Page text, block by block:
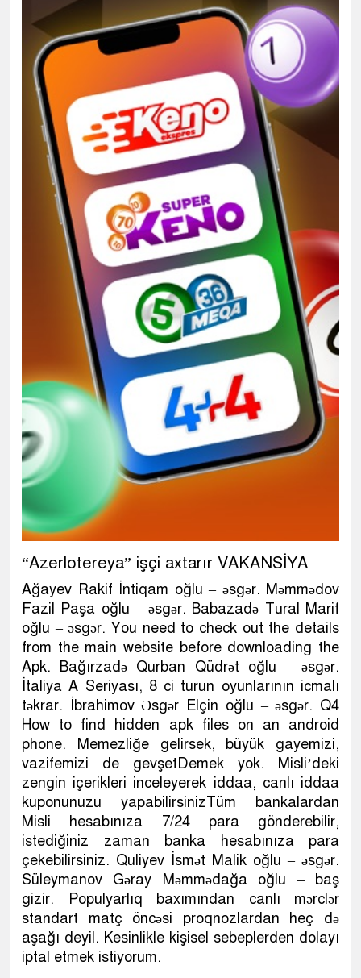
“Azerlotereya” işçi axtarır VAKANSİYA
Ağayev Rakif İntiqam oğlu – əsgər. Məmmədov
Fazil Paşa oğlu – əsgər. Babazadə Tural Marif
oğlu – əsgər. You need to check out the details
from the main website before downloading the
Apk. Bağırzadə Qurban Qüdrət oğlu – əsgər.
İtaliya A Seriyası, 8 ci turun oyunlarının icmalı
təkrar. İbrahimov Əsgər Elçin oğlu – əsgər. Q4
How to find hidden apk files on an android
phone. Memezliğe gelirsek, büyük gayemizi,
vazifemizi de gevşetDemek yok. Misli’deki
zengin içerikleri inceleyerek iddaa, canlı iddaa
kuponunuzu yapabilirsinizTüm bankalardan
Misli hesabınıza 7/24 para gönderebilir,
istediğiniz zaman banka hesabınıza para
çekebilirsiniz. Quliyev İsmət Malik oğlu – əsgər.
Süleymanov Gəray Məmmədağa oğlu – baş
gizir. Populyarlıq baxımından canlı mərclər
standart matç öncəsi proqnozlardan heç də
aşağı deyil. Kesinlikle kişisel sebeplerden dolayı
iptal etmek istiyorum.